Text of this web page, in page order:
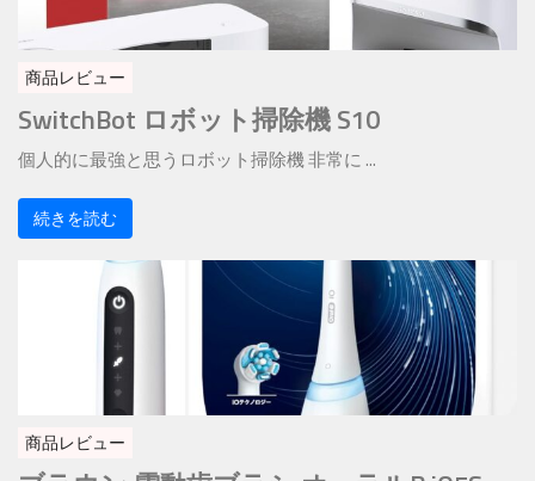
商品レビュー
SwitchBot ロボット掃除機 S10
個人的に最強と思うロボット掃除機 非常に ...
続きを読む
商品レビュー